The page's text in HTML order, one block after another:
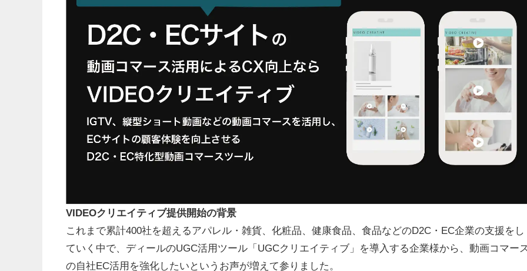
VIDEOクリエイティブ提供開始の背景
これまで累計400社を超えるアパレル・雑貨、化粧品、健康食品、食品などのD2C・EC企業の支援をし
ていく中で、ディールのUGC活用ツール「UGCクリエイティブ」を導入する企業様から、動画コマー
の自社EC活用を強化したいというお声が増えて参りました。